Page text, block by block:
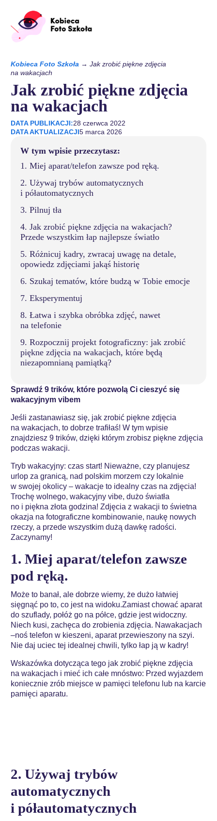
Kobieca Foto Szkoła →Jak zrobić piękne zdjęcia
na wakacjach
Jak zrobić piękne zdjęcia
na wakacjach
DATA PUBLIKACJI:28 czerwca 2022
DATA AKTUALIZACJI5 marca 2026
Sprawdź 9 trików, które pozwolą Ci cieszyć się
wakacyjnym vibem
Jeśli zastanawiasz się, jak zrobić piękne zdjęcia
na wakacjach, to dobrze trafiłaś! W tym wpisie
znajdziesz 9 trików, dzięki którym zrobisz piękne zdjęcia
podczas wakacji.
Tryb wakacyjny: czas start! Nieważne, czy planujesz
urlop za granicą, nad polskim morzem czy lokalnie
w swojej okolicy – wakacje to idealny czas na zdjęcia!
Trochę wolnego, wakacyjny vibe, dużo światła
no i piękna złota godzina! Zdjęcia z wakacji to świetna
okazja na fotograficzne kombinowanie, naukę nowych
rzeczy, a przede wszystkim dużą dawkę radości.
Zaczynamy!
1. Miej aparat/telefon zawsze
pod ręką.
Może to banał, ale dobrze wiemy, że dużo łatwiej
sięgnąć po to, co jest na widoku.Zamiast chować aparat
do szuflady, połóż go na półce, gdzie jest widoczny.
Niech kusi, zachęca do zrobienia zdjęcia. Nawakacjach
–noś telefon w kieszeni, aparat przewieszony na szyi.
Nie daj uciec tej idealnej chwili, tylko łap ją w kadry!
Wskazówka dotycząca tego jak zrobić piękne zdjęcia
na wakacjach i mieć ich całe mnóstwo: Przed wyjazdem
koniecznie zrób miejsce w pamięci telefonu lub na karcie
pamięci aparatu.
2. Używaj trybów
automatycznych
i półautomatycznych
W tym wpisie przeczytasz:
1. Miej aparat/telefon zawsze pod ręką.
2. Używaj trybów automatycznych
i półautomatycznych
3. Pilnuj tła
4. Jak zrobić piękne zdjęcia na wakacjach?
Przede wszystkim łap najlepsze światło
5. Różnicuj kadry, zwracaj uwagę na detale,
opowiedz zdjęciami jakąś historię
6. Szukaj tematów, które budzą w Tobie emocje
7. Eksperymentuj
8. Łatwa i szybka obróbka zdjęć, nawet
na telefonie
9. Rozpocznij projekt fotograficzny: jak zrobić
piękne zdjęcia na wakacjach, które będą
niezapomnianą pamiątką?